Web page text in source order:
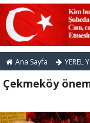
Ana Sayfa YEREL
Çekmeköy